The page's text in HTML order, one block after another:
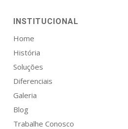
INSTITUCIONAL
Home
História
Soluções
Diferenciais
Galeria
Blog
Trabalhe Conosco